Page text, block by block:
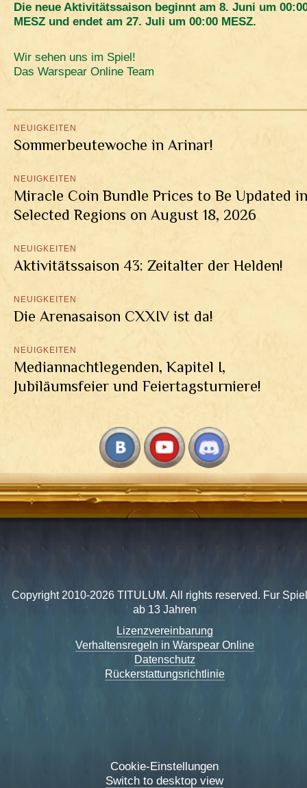
Die neue Aktivitätssaison beginnt am 8. Juni um
MESZ und endet am 27. Juli um 00:00 MESZ.
Wir sehen uns im Spiel!
Das Warspear Online Team
NEUIGKEITEN
Sommerbeutewoche in Arinar!
NEUIGKEITEN
Miracle Coin Bundle Prices to Be Updated in
Selected Regions on August 18, 2026
NEUIGKEITEN
Aktivitätssaison 43: Zeitalter der Helden!
NEUIGKEITEN
Die Arenasaison CXXIV ist da!
NEUIGKEITEN
Mediannachtlegenden, Kapitel I,
Jubiläumsfeier und Feiertagsturniere!
Copyright 2010-2026 TITULUM. All rights reserved. Fur
ab 13 Jahren
Lizenzvereinbarung
Verhaltensregeln in Warspear Online
Datenschutz
Rückerstattungsrichtlinie
Cookie-Einstellungen
Switch to desktop view